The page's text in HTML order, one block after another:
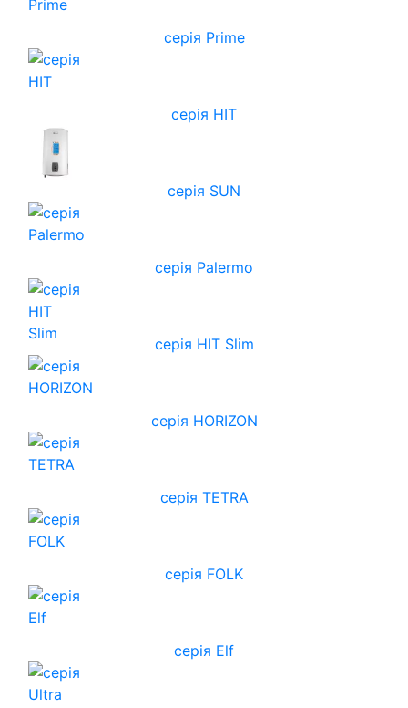
серія Prime
серія HIT
серія SUN
серія Palermo
серія HIT Slim
cерія HORIZON
серія TETRA
серія FOLK
серія Elf